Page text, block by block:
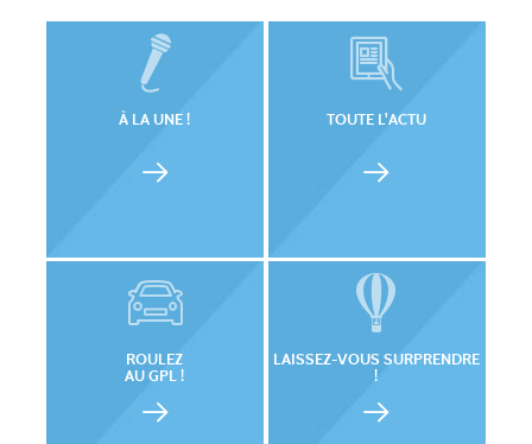
À LA UNE ! TOUTE L'ACTU
ROULEZ
AU GPL !
LAISSEZ-VOUS SURPRENDRE
!